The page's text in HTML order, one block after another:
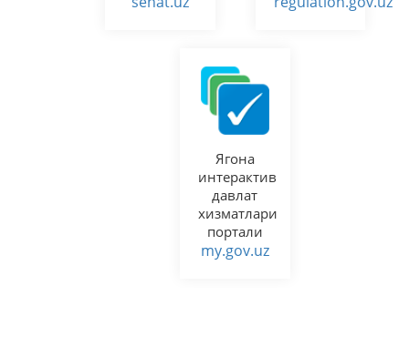
Ягона
интерактив
давлат
хизматлари
портали
my.gov.uz